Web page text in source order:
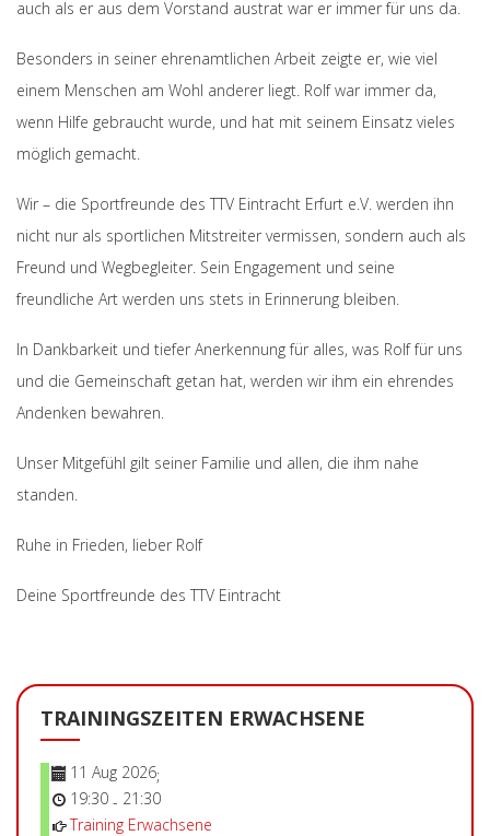
auch als er aus dem Vorstand austrat war er immer für uns da.
Besonders in seiner ehrenamtlichen Arbeit zeigte er, wie viel
einem Menschen am Wohl anderer liegt. Rolf war immer da,
wenn Hilfe gebraucht wurde, und hat mit seinem Einsatz vieles
möglich gemacht.
Wir – die Sportfreunde des TTV Eintracht Erfurt e.V. werden ihn
nicht nur als sportlichen Mitstreiter vermissen, sondern auch als
Freund und Wegbegleiter. Sein Engagement und seine
freundliche Art werden uns stets in Erinnerung bleiben.
In Dankbarkeit und tiefer Anerkennung für alles, was Rolf für uns
und die Gemeinschaft getan hat, werden wir ihm ein ehrendes
Andenken bewahren.
Unser Mitgefühl gilt seiner Familie und allen, die ihm nahe
standen.
Ruhe in Frieden, lieber Rolf
Deine Sportfreunde des TTV Eintracht
TRAININGSZEITEN ERWACHSENE
11 Aug 2026;
19:30 - 21:30
Training Erwachsene